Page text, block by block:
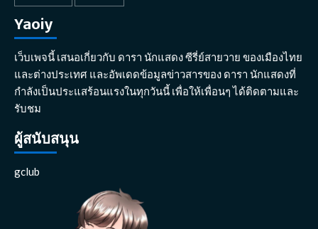
Yaoiy
เว็บเพจนี้ เสนอเกี่ยวกับ ดารา นักแสดง ซีรี่ย์สายวาย ของเมืองไทย
และต่างประเทศ และอัพเดดข้อมูลข่าวสารของ ดารา นักแสดงที่
กำลังเป็นประแสร้อนแรงในทุกวันนี้ เพื่อให้เพื่อนๆ ได้ติดตามและ
รับชม
ผู้สนับสนุน
gclub